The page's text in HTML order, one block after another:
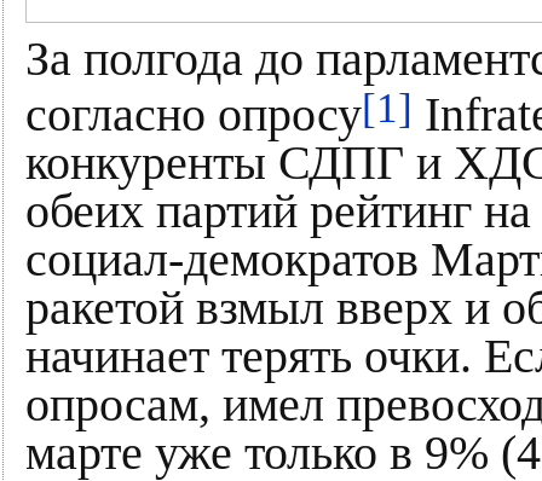
За полгода до
согласно опросу[1]
конкуренты СДПГ и
обеих партий рейтинг
социал-демократов
ракетой взмыл вверх и
начинает терять очки.
опросам, имел
марте уже только в 9%